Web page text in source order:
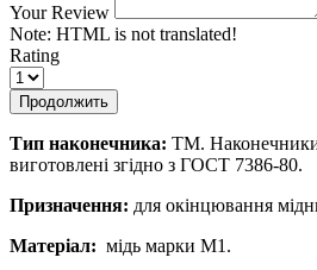
Your Review
Note: HTML is not translated!
Rating
Продолжить
Тип наконечника: ТМ.
виготовлені згідно з ГОСТ 7386-80.
Призначення: для окінцювання
Матеріал: мідь марки М1.